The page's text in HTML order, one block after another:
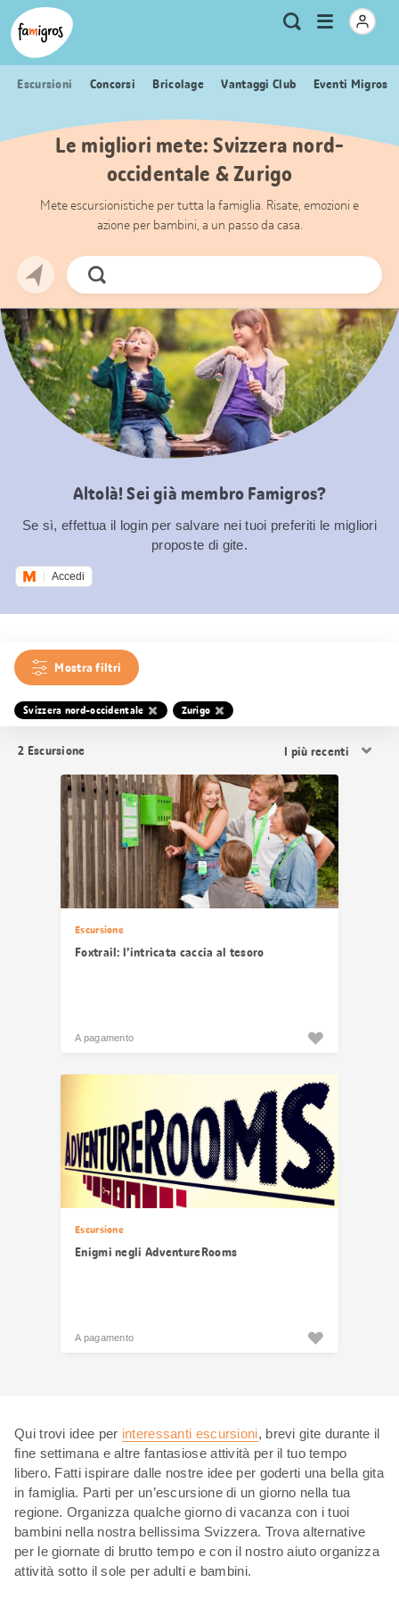
Navigazione
segnalibri
Header
Logo Metanavigazione
Ricerca
Apri
menu
Escursioni Concorsi Bricolage Vantaggi Club Eventi Migros
Le migliori mete: Svizzera nord-
occidentale & Zurigo
Mete escursionistiche per tutta la famiglia. Risate, emozioni e
azione per bambini, a un passo da casa.
Cerca
ora
Altolà! Sei già membro Famigros?
Se sì, effettua il login per salvare nei tuoi preferiti le migliori
proposte di gite.
Accedi
Mostra filtri
Svizzera nord-occidentale Zurigo
2 Escursione
i
risultati
Escursione
Foxtrail: l’intricata caccia al tesoro
A pagamento
Escursione
Enigmi negli AdventureRooms
A pagamento
Qui trovi idee per interessanti escursioni, brevi gite durante il
fine settimana e altre fantasiose attività per il tuo tempo
libero. Fatti ispirare dalle nostre idee per goderti una bella gita
in famiglia. Parti per un’escursione di un giorno nella tua
regione. Organizza qualche giorno di vacanza con i tuoi
bambini nella nostra bellissima Svizzera. Trova alternative
per le giornate di brutto tempo e con il nostro aiuto organizza
attività sotto il sole per adulti e bambini.